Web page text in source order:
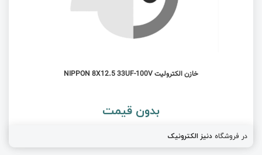
خازن الکترولیت NIPPON 8X12.5 33UF-100V
بدون قیمت
در فروشگاه دنیز الکترونیک